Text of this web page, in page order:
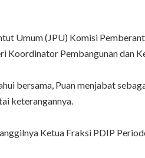
Umum (JPU) Komisi
Koordinator Pembangunan dan
bersama, Puan menjabat
keterangannya.
Ketua Fraksi PDIP